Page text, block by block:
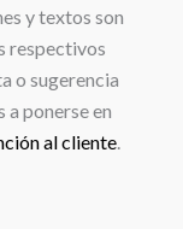
y textos son
respectivos
o sugerencia
a ponerse en
al cliente.